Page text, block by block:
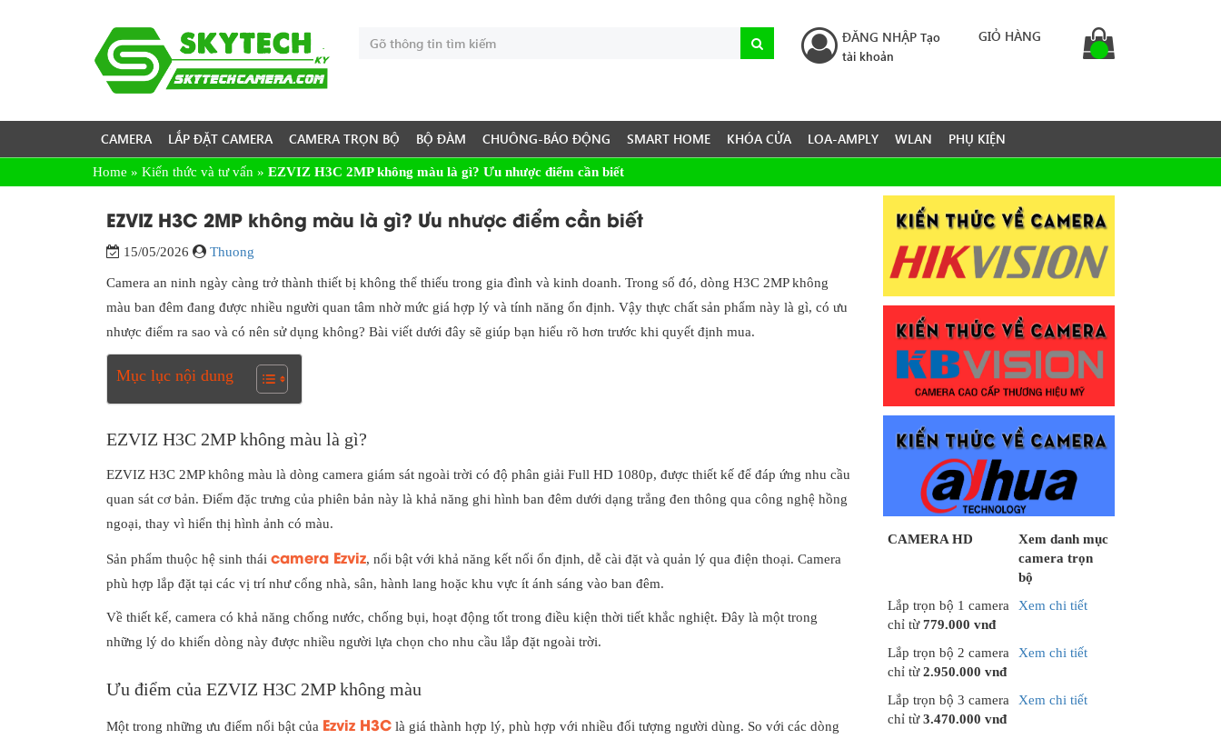
ĐĂNG NHẬP Tạo
tài khoản
GIỎ HÀNG
CAMERA LẮP ĐẶT CAMERA CAMERA TRỌN BỘ BỘ ĐÀM CHUÔNG-BÁO ĐỘNG SMART HOME KHÓA CỬA LOA-AMPLY WLAN PHỤ KIỆN
Home » Kiến thức và tư vấn » EZVIZ H3C 2MP không màu là gì? Ưu nhược điểm cần biết
EZVIZ H3C 2MP không màu là gì? Ưu nhược điểm cần biết
15/05/2026 Thuong
Camera an ninh ngày càng trở thành thiết bị không thể thiếu trong gia đình và kinh doanh. Trong số đó, dòng H3C 2MP không
màu ban đêm đang được nhiều người quan tâm nhờ mức giá hợp lý và tính năng ổn định. Vậy thực chất sản phẩm này là gì, có ưu
nhược điểm ra sao và có nên sử dụng không? Bài viết dưới đây sẽ giúp bạn hiểu rõ hơn trước khi quyết định mua.
Mục lục nội dung
EZVIZ H3C 2MP không màu là gì?
EZVIZ H3C 2MP không màu là dòng camera giám sát ngoài trời có độ phân giải Full HD 1080p, được thiết kế để đáp ứng nhu cầu
quan sát cơ bản. Điểm đặc trưng của phiên bản này là khả năng ghi hình ban đêm dưới dạng trắng đen thông qua công nghệ hồng
ngoại, thay vì hiển thị hình ảnh có màu.
Sản phẩm thuộc hệ sinh thái camera Ezviz, nổi bật với khả năng kết nối ổn định, dễ cài đặt và quản lý qua điện thoại. Camera
phù hợp lắp đặt tại các vị trí như cổng nhà, sân, hành lang hoặc khu vực ít ánh sáng vào ban đêm.
Về thiết kế, camera có khả năng chống nước, chống bụi, hoạt động tốt trong điều kiện thời tiết khắc nghiệt. Đây là một trong
những lý do khiến dòng này được nhiều người lựa chọn cho nhu cầu lắp đặt ngoài trời.
Ưu điểm của EZVIZ H3C 2MP không màu
Một trong những ưu điểm nổi bật của Ezviz H3C là giá thành hợp lý, phù hợp với nhiều đối tượng người dùng. So với các dòng
CAMERA HD
Xem danh mục
camera trọn
bộ
Lắp trọn bộ 1 camera
chỉ từ779.000 vnđ
Xem chi tiết
Lắp trọn bộ 2 camera
chỉ từ2.950.000 vnđ
Xem chi tiết
Lắp trọn bộ 3 camera
chỉ từ3.470.000 vnđ
Xem chi tiết